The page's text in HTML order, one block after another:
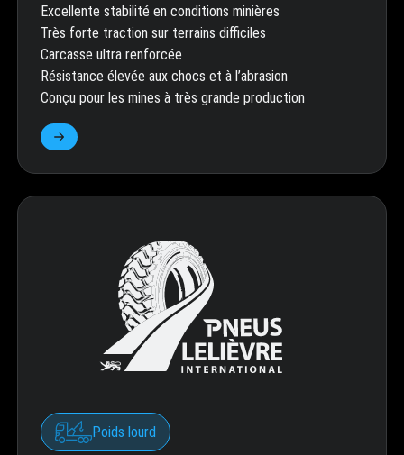
Excellente stabilité en conditions minières
Très forte traction sur terrains difficiles
Carcasse ultra renforcée
Résistance élevée aux chocs et à l’abrasion
Conçu pour les mines à très grande production
Poids lourd